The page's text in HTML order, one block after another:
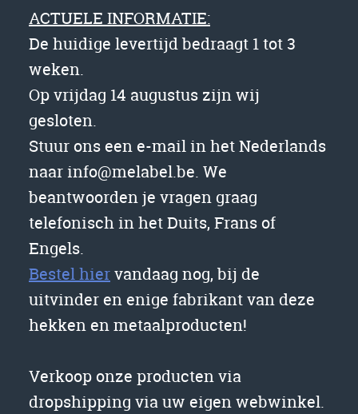
ACTUELE INFORMATIE:
De huidige levertijd bedraagt 1 tot 3
weken.
Op vrijdag 14 augustus zijn wij
gesloten.
Stuur ons een e-mail in het Nederlands
naar info@melabel.be. We
beantwoorden je vragen graag
telefonisch in het Duits, Frans of
Engels.
Bestel hiervandaag nog, bij de
uitvinder en enige fabrikant van deze
hekken en metaalproducten!
Verkoop onze producten via
dropshipping via uw eigen webwinkel.